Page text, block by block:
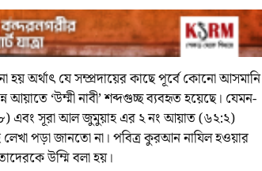
হয় অর্থাৎ যে সম্প্রদায়ের কাছে পূর্বে কোনো আসমানি
‘উম্মী নাবী’ শব্দগুচ্ছ ব্যবহৃত হয়েছে। যেমন-
এবং সূরা আল জুমুয়াহ এর ২ নং আয়াত (৬২:২)
পড়া জানতো না। পবিত্র কুরআন নাযিল হওয়ার
উম্মি বলা হয়।